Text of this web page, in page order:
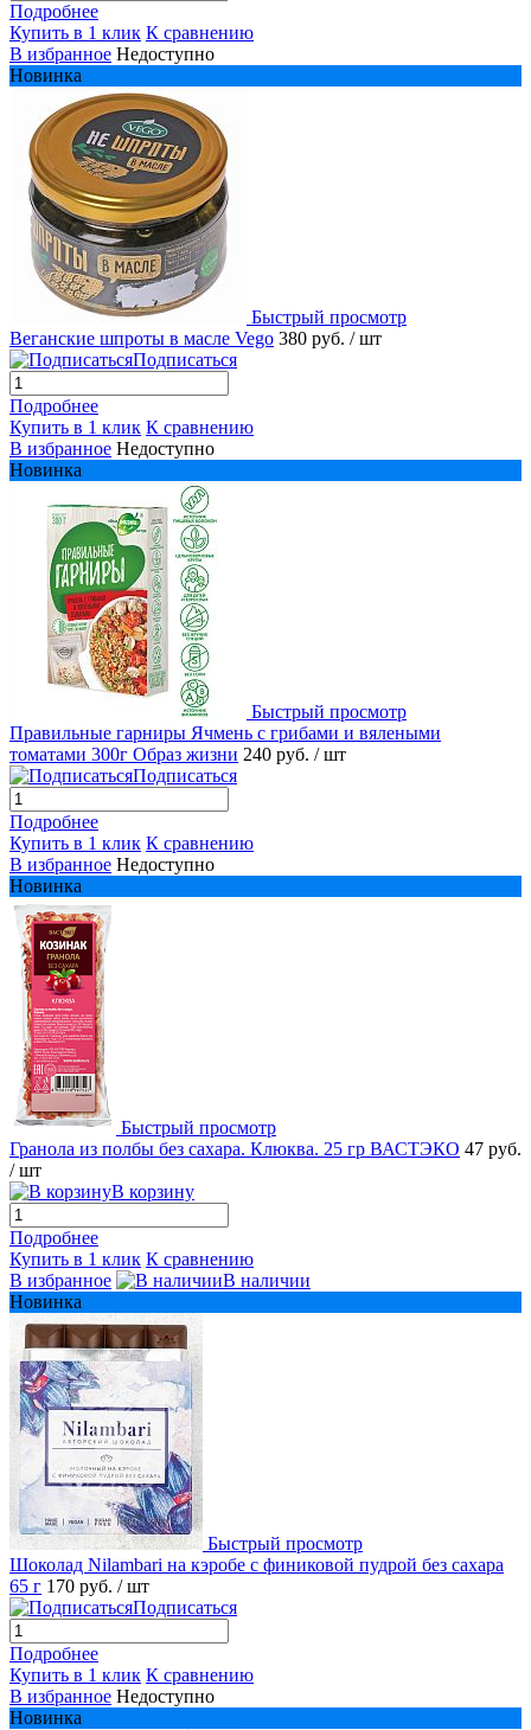
Подробнее
Купить в 1 клик К сравнению
В избранное Недоступно
Новинка
Быстрый просмотр
Веганские шпроты в масле Vego 380 руб. / шт
Подписаться
Подробнее
Купить в 1 клик К сравнению
В избранное Недоступно
Новинка
Быстрый просмотр
Правильные гарниры Ячмень с грибами и вялеными
томатами 300г Образ жизни 240 руб. / шт
Подписаться
Подробнее
Купить в 1 клик К сравнению
В избранное Недоступно
Новинка
Быстрый просмотр
Гранола из полбы без сахара. Клюква. 25 гр ВАСТЭКО 47 руб.
/ шт
В корзину
Подробнее
Купить в 1 клик К сравнению
В избранное
В наличии
Новинка
Быстрый просмотр
Шоколад Nilambari на кэробе с финиковой пудрой без сахара
65 г 170 руб. / шт
Подписаться
Подробнее
Купить в 1 клик К сравнению
В избранное Недоступно
Новинка